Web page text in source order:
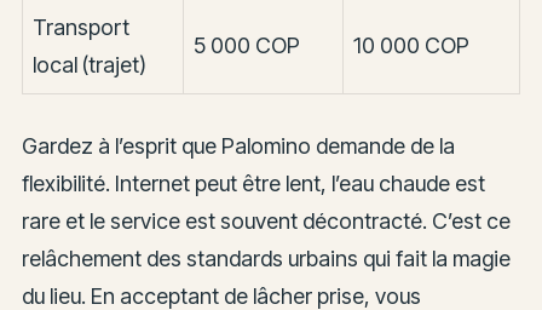
Transport
local (trajet)
5 000 COP 10 000 COP
Gardez à l’esprit que Palomino demande de la
flexibilité. Internet peut être lent, l’eau chaude est
rare et le service est souvent décontracté. C’est ce
relâchement des standards urbains qui fait la magie
du lieu. En acceptant de lâcher prise, vous